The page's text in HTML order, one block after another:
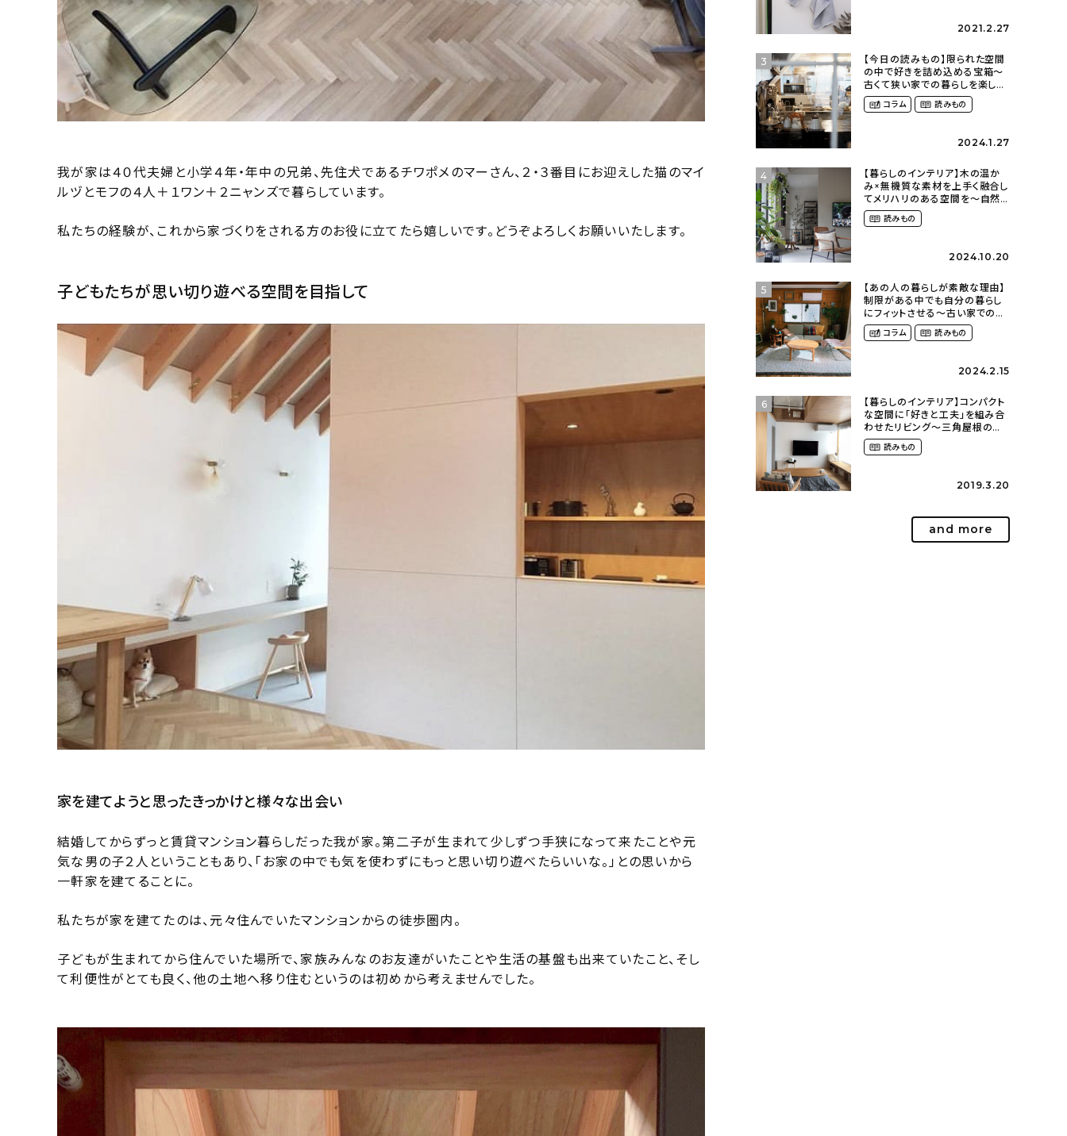
我が家は４０代夫婦と小学４年・年中の兄弟、先住犬であるチワポメのマーさん、２・３番目にお迎えした猫のマイ
ルヅとモフの４人＋１ワン＋２ニャンズで暮らしています。
私たちの経験が、これから家づくりをされる方のお役に立てたら嬉しいです。どうぞよろしくお願いいたします。
子どもたちが思い切り遊べる空間を目指して
家を建てようと思ったきっかけと様々な出会い
結婚してからずっと賃貸マンション暮らしだった我が家。第二子が生まれて少しずつ手狭になって来たことや元
気な男の子２人ということもあり、「お家の中でも気を使わずにもっと思い切り遊べたらいいな。」との思いから
一軒家を建てることに。
私たちが家を建てたのは、元々住んでいたマンションからの徒歩圏内。
子どもが生まれてから住んでいた場所で、家族みんなのお友達がいたことや生活の基盤も出来ていたこと、そし
て利便性がとても良く、他の土地へ移り住むというのは初めから考えませんでした。
2021.2.27
3
【今日の読みもの】限られた空間
の中で好きを詰め込める宝箱〜
古くて狭い家での暮らしを楽しむ
（2nyan_and_lifestylesさん）
コラム 読みもの
2024.1.27
4
【暮らしのインテリア】木の温か
み×無機質な素材を上手く融合し
てメリハリのある空間を〜自然
に囲まれて暮らす（ki_no_ieさ
ん） 読みもの
2024.10.20
5
【あの人の暮らしが素敵な理由】
制限がある中でも自分の暮らし
にフィットさせる〜古い家での暮
らしを楽しむ（idasanchiさん）
コラム 読みもの
2024.2.15
6
【暮らしのインテリア】コンパクト
な空間に「好きと工夫」を組み合
わせたリビング～三角屋根のモ
ダンハウス（yu______oo.ooさ
ん） 読みもの
2019.3.20
and more